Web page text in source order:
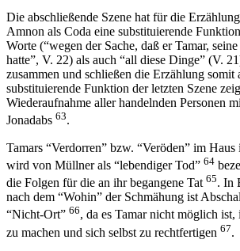
Die abschließende Szene hat für die
Amnon als Coda eine substituierende
Worte (“wegen der Sache, daß er Tamar,
hatte”, V. 22) als auch “all diese Dinge” (V.
zusammen und schließen die Erzählung somit
substituierende Funktion der letzten Szene
Wiederaufnahme aller handelnden Personen
Jonadabs 63.
Tamars “Verdorren” bzw. “Veröden” im
wird von Müllner als “lebendiger Tod” 64
die Folgen für die an ihr begangene Tat 65. In
nach dem “Wohin” der Schmähung ist
“Nicht-Ort” 66, da es Tamar nicht möglich
zu machen und sich selbst zu rechtfertigen 67.